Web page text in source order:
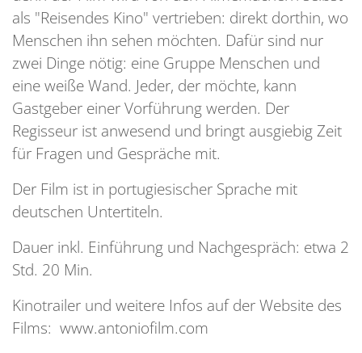
als "Reisendes Kino" vertrieben: direkt dorthin, wo
Menschen ihn sehen möchten. Dafür sind nur
zwei Dinge nötig: eine Gruppe Menschen und
eine weiße Wand. Jeder, der möchte, kann
Gastgeber einer Vorführung werden. Der
Regisseur ist anwesend und bringt ausgiebig Zeit
für Fragen und Gespräche mit.
Der Film ist in portugiesischer Sprache mit
deutschen Untertiteln.
Dauer inkl. Einführung und Nachgespräch: etwa 2
Std. 20 Min.
Kinotrailer und weitere Infos auf der Website des
Films: www.antoniofilm.com